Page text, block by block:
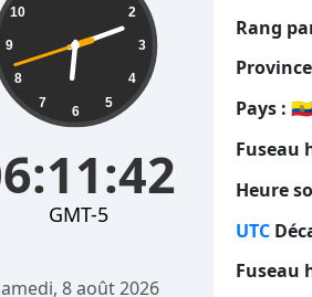
2
3
4
5
6
7
8
9
10
GMT-5
8 août 2026
Rang
Pays : 🇪🇨
Fuseau
Heure
UTC
Fuseau